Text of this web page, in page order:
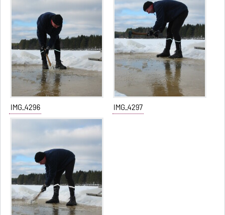
IMG_4296 IMG_4297